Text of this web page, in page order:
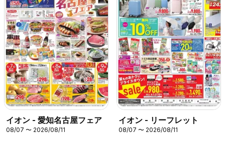
イオン - 愛知名古屋フェア
08/07 〜 2026/08/11
イオン - リーフレット
08/07 〜 2026/08/11